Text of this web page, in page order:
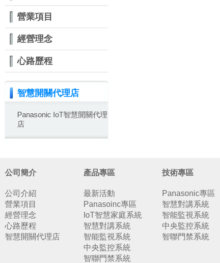
營業項目
經營理念
心路歷程
智慧開關代理店
Panasonic IoT智慧開關代理
店
公司簡介
公司介紹
營業項目
經營理念
心路歷程
智慧開關代理店
產品專區
最新活動
Panasoinc專區
IoT智慧家庭系統
智慧對講系統
智能監視系統
中央監控系統
智聯門禁系統
技術專區
Panasonic專區
智慧對講系統
智能監視系統
中央監控系統
智聯門禁系統